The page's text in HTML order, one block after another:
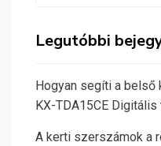
Legutóbbi
Hogyan segíti a belső
KX-TDA15CE
A kerti szerszámok a